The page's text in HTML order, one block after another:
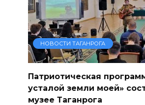
НОВОСТИ ТАГАНРОГА
Патриотическая
усталой земли моей»
музее Таганрога